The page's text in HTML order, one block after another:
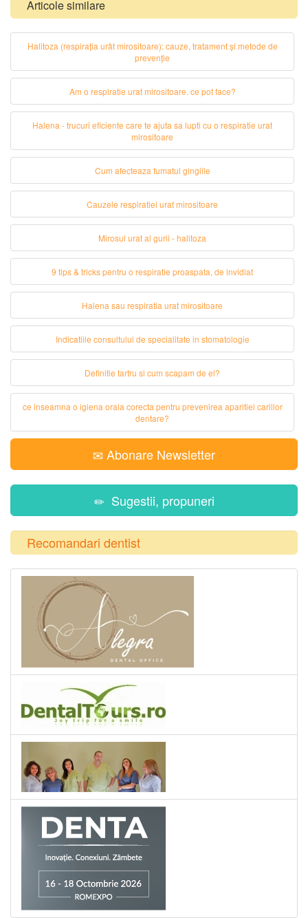
Articole similare
Halitoza (respirația urât mirositoare): cauze, tratament și metode de
prevenție
Am o respiratie urat mirositoare. ce pot face?
Halena - trucuri eficiente care te ajuta sa lupti cu o respiratie urat
mirositoare
Cum afecteaza fumatul gingiile
Cauzele respiratiei urat mirositoare
Mirosul urat al gurii - halitoza
9 tips & tricks pentru o respiratie proaspata, de invidiat
Halena sau respiratia urat mirositoare
Indicatiile consultului de specialitate in stomatologie
Definitie tartru si cum scapam de el?
ce inseamna o igiena orala corecta pentru prevenirea aparitiei cariilor
dentare?
Abonare Newsletter
Sugestii, propuneri
Recomandari dentist